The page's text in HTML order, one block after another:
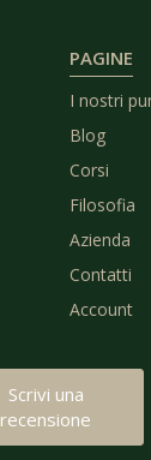
PAGINE
I nostri
Blog
Corsi
Filosofia
Azienda
Contatti
Account
Scrivi una
recensione